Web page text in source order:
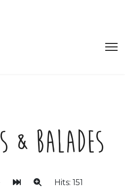
& Balades
Hits: 151